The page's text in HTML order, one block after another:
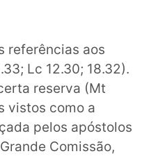
referências aos
Lc 12.30; 18.32).
reserva (Mt
vistos como a
pelos apóstolos
Comissão,